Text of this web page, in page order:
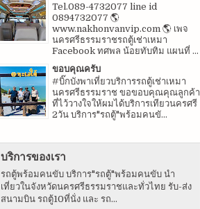
Tel.089-4732077 line id
0894732077 🌎
www.nakhonvanvip.com 🌎 เพจ
นครศรีธรรมราชรถตู้เช่าเหมา
Facebook ทศพล น้อยทับทิม แผนที่ ...
ขอบคุณครับ
#บิ๊กบังพาเที่ยวบริการรถตู้เช่าเหมา
นครศรีธรรมราช ขอขอบคุณคุณลูกค้า
ที่ไว้วางใจให้ผมได้บริการเทียวนครศรี
2วัน บริการ"รถตู้"พร้อมคนขั...
บริการของเรา
รถตู้พร้อมคนขับ บริการ"รถตู้"พร้อมคนขับ นำ
เที่ยวในจังหวัดนครศรีธรรมราชและทั่วไทย รับ-ส่ง
สนามบิน รถตู้10ที่นั่ง และ รถ...